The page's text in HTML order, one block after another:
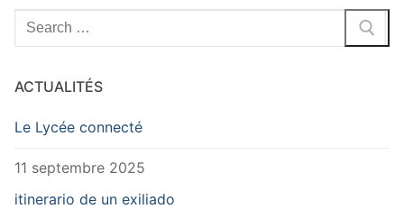
Rechercher
:
ACTUALITÉS
Le Lycée connecté
11 septembre 2025
itinerario de un exiliado